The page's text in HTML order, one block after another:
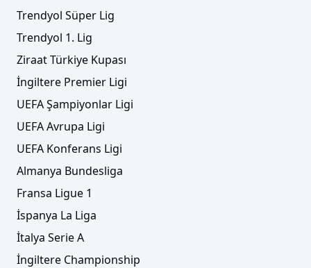
Trendyol Süper Lig
Trendyol 1. Lig
Ziraat Türkiye Kupası
İngiltere Premier Ligi
UEFA Şampiyonlar Ligi
UEFA Avrupa Ligi
UEFA Konferans Ligi
Almanya Bundesliga
Fransa Ligue 1
İspanya La Liga
İtalya Serie A
İngiltere Championship